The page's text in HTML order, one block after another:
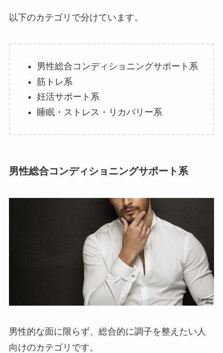
以下のカテゴリで分けています。
男性総合コンディショニングサポート系
筋トレ系
妊活サポート系
睡眠・ストレス・リカバリー系
男性総合コンディショニングサポート系
男性的な面に限らず、総合的に調子を整えたい人
向けのカテゴリです。